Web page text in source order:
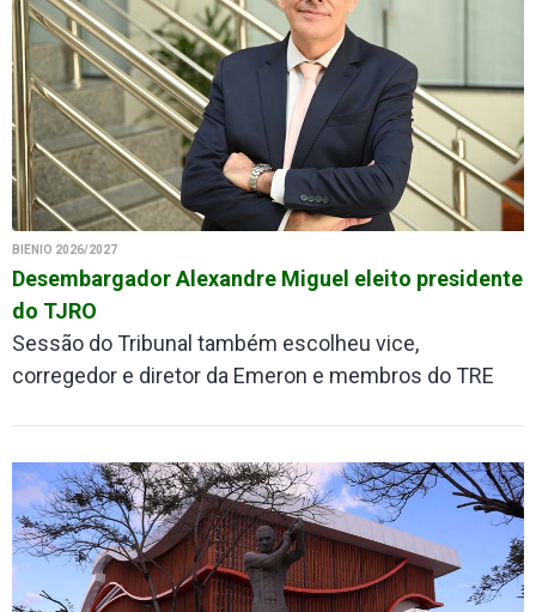
BIÊNIO 2026/2027
Desembargador Alexandre Miguel eleito presidente
do TJRO
Sessão do Tribunal também escolheu vice,
corregedor e diretor da Emeron e membros do TRE